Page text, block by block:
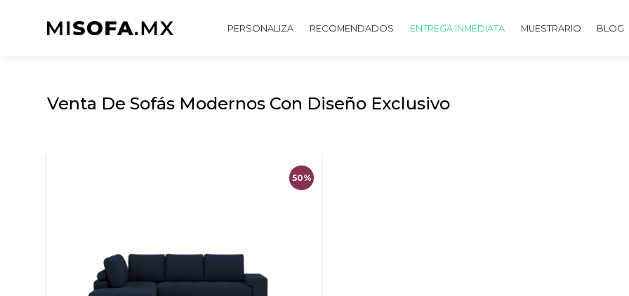
PERSONALIZA RECOMENDADOS ENTREGA INMEDIATA MUESTRARIO BLOG
Venta De Sofás Modernos Con Diseño Exclusivo
50%